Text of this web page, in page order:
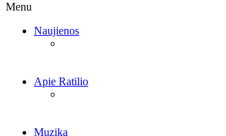
Menu
Naujienos
Apie Ratilio
Muzika